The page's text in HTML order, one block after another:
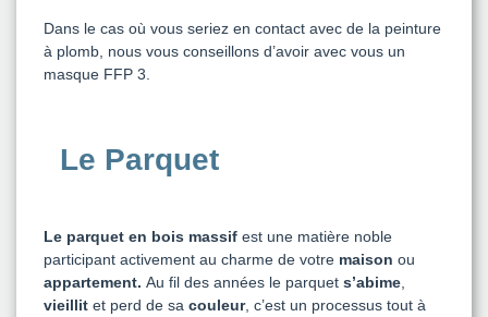
Dans le cas où vous seriez en contact avec de la peinture
à plomb, nous vous conseillons d’avoir avec vous un
masque FFP 3.
Le Parquet
Le parquet en bois massif est une matière noble
participant activement au charme de votre maison ou
appartement. Au fil des années le parquet s’abime
vieillit et perd de sa couleur, c’est un processus tout à